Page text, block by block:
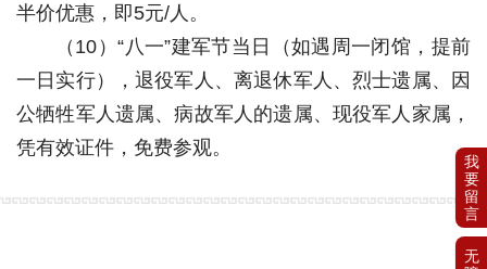
半价优惠，即5元/人。
（10）“八一”建军节当日（如遇周一闭馆，提前
一日实行），退役军人、离退休军人、烈士遗属、因
公牺牲军人遗属、病故军人的遗属、现役军人家属，
凭有效证件，免费参观。